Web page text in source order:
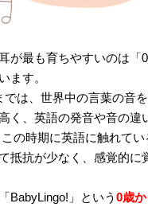
が最も育ちやすいのは「
ます。
では、世界中の言葉の音
く、英語の発音や音の違
の時期に英語に触れて
抵抗が少なく、感覚的に
BabyLingo!」という0歳